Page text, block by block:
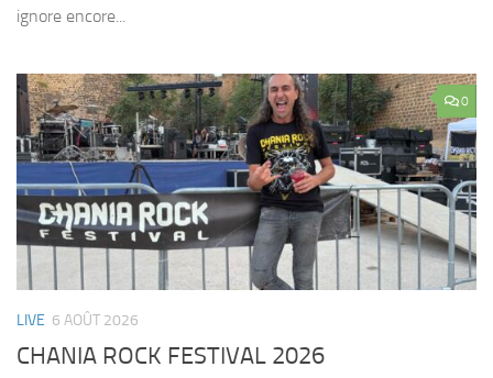
ignore encore...
0
LIVE 6 AOÛT 2026
CHANIA ROCK FESTIVAL 2026